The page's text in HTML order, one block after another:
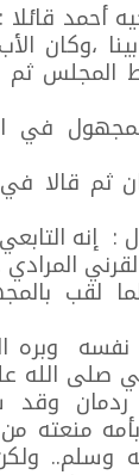
أحمد
،وكان
المجلس
في
ثم قالا
: إنه
المرادي
لقب
وبره
صلى الله
وقد
منعته
وسلم..